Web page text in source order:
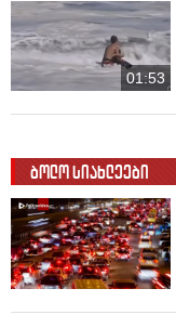
01:53
ბოლო სიახლეები